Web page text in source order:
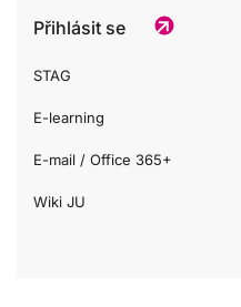
Přihlásit se
STAG
E-learning
E-mail / Office 365+
Wiki JU